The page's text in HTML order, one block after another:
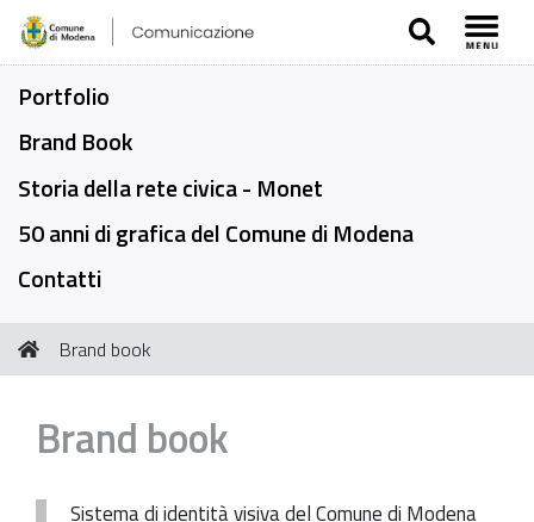
SEARCH
Portfolio
Brand Book
Storia della rete civica - Monet
50 anni di grafica del Comune di Modena
Contatti
Tu
sei
Brand book
Brand book
Sistema di identità visiva del Comune di Modena